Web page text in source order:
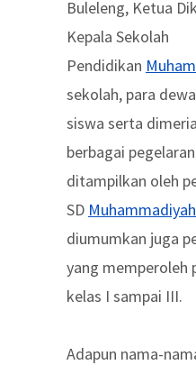
Buleleng, Ketua
Kepala Sekolah
Pendidikan
sekolah, para
siswa serta
berbagai
ditampilkan oleh
SD Muhammadiyah
diumumkan juga
yang memperoleh
kelas I sampai III.
Adapun nama-